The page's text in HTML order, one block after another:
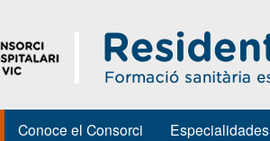
Conoce el Consorci Especialidades